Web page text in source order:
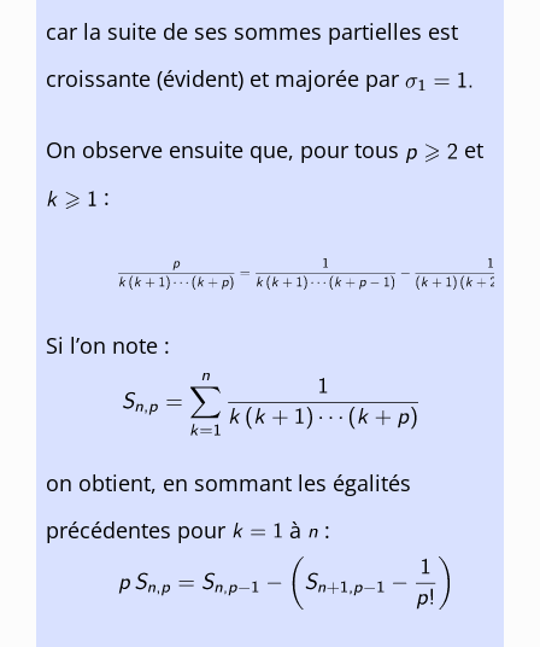
car la suite de ses sommes partielles est
croissante (évident) et majorée par
On observe ensuite que, pour tous
et
:
Si l’on note :
on obtient, en sommant les égalités
précédentes pour
à :